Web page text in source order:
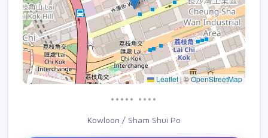
Leaflet |©OpenStreetMap
••••• ••••
Kowloon / Sham Shui Po